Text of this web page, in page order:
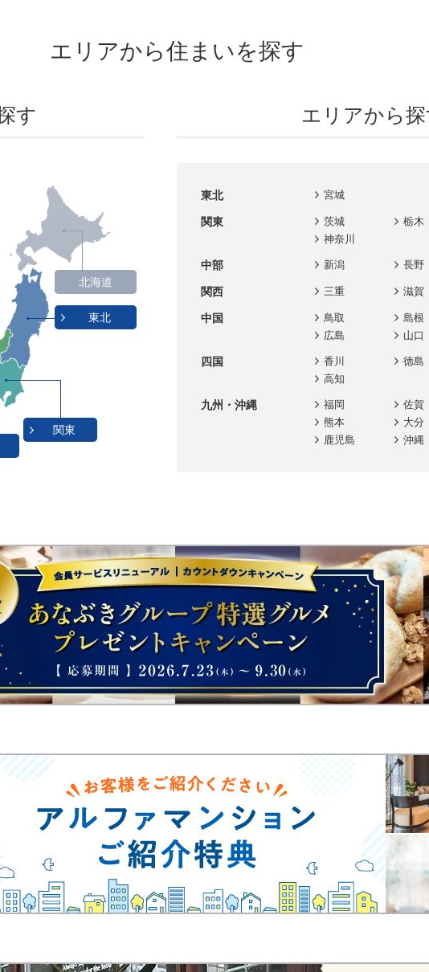
ングに関するアンケート」、集計結果を公開しました。
ごし方に関するアンケート」、集計結果を公開しました。
るアンケート」、集計結果を公開しました。
方に関するアンケート」、集計結果を公開しました。
るアンケート」、集計結果を公開しました。
に関するアンケート」、集計結果を公開しました。
レゼントを更新しました。
エリアから住まいを探す
す
北海道
東北
関東
エリアから
東北 宮城
関東 茨城
栃木
神奈川
中部 新潟 長野
関西 三重 滋賀
中国 鳥取
島根
広島
山口
四国 香川
徳島
高知
九州・沖縄 福岡
佐賀
熊本
大分
鹿児島
沖縄